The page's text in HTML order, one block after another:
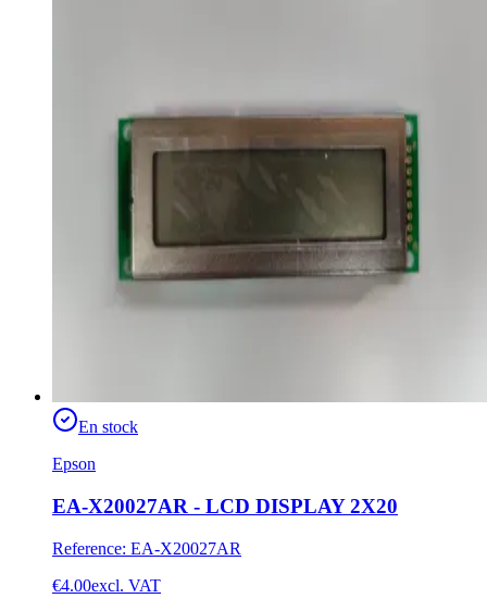
En stock
Epson
EA-X20027AR - LCD DISPLAY 2X20
Reference: EA-X20027AR
€4.00excl. VAT